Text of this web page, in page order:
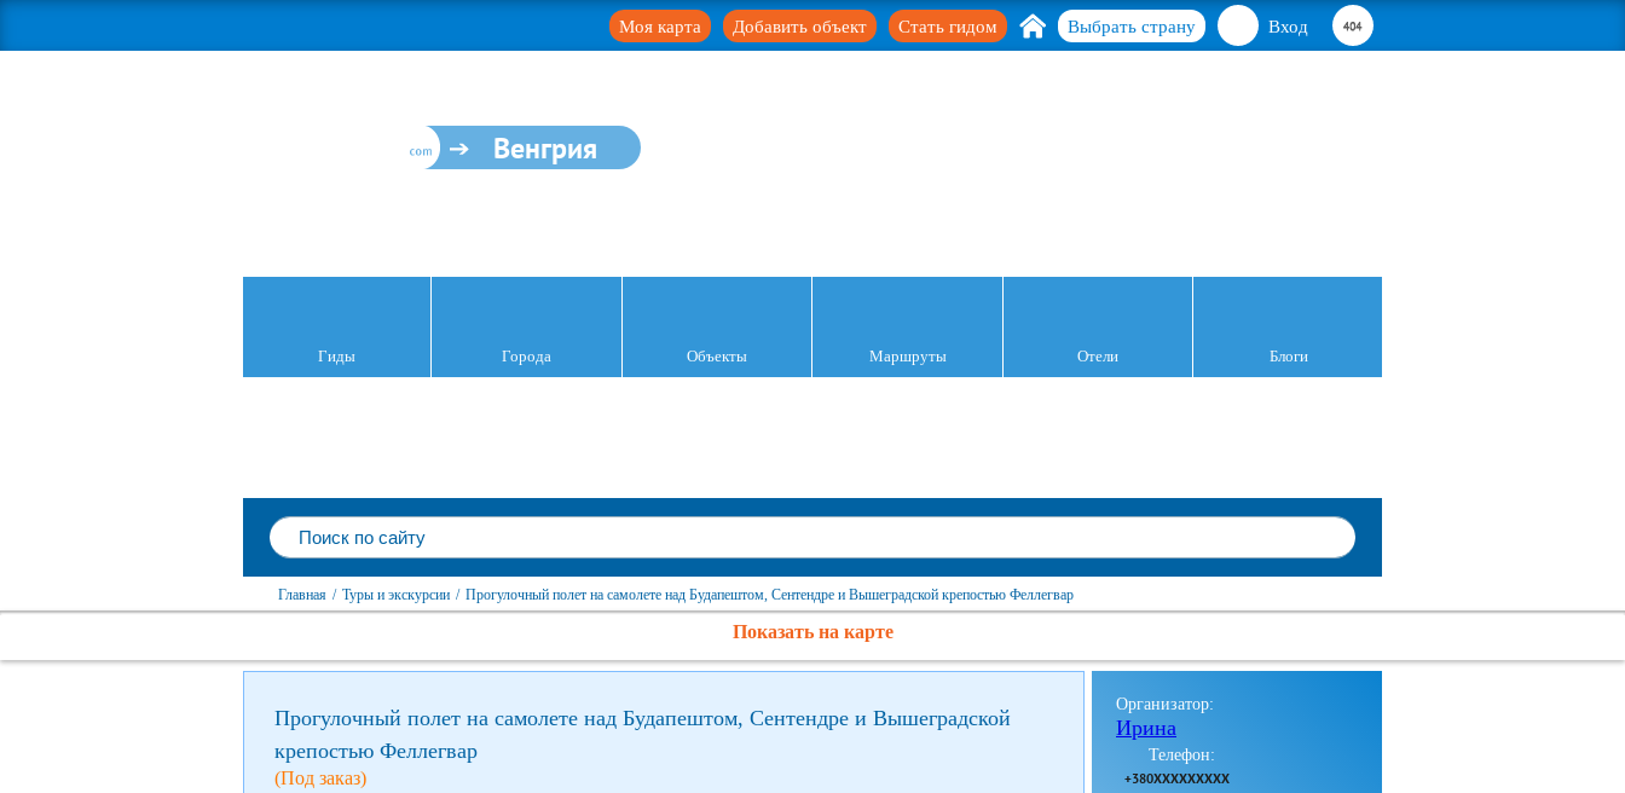
Вход
Выбрать страну
Стать гидом
Добавить объект
Моя карта
Венгрия
Гиды Города Объекты Маршруты Отели Блоги
Главная / Туры и экскурсии / Прогулочный полет на самолете над Будапештом, Сентендре и Вышеградской крепостью Феллегвар
Показать на карте
Прогулочный полет на самолете над Будапештом, Сентендре и Вышеградской
крепостью Феллегвар
(Под заказ)
Организатор:
Ирина
Телефон:
+380XXXXXXXXX